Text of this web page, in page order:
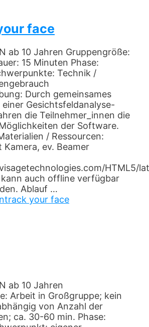
face
ab 10 Jahren Gruppengröße:
15 Minuten Phase:
Technik /
Durch gemeinsames
Gesichtsfeldanalyse-
die Teilnehmer_innen die
der Software.
/ Ressourcen:
ev. Beamer
HTML5/
auch offline verfügbar
Ablauf …
your face
ab 10 Jahren
Arbeit in Großgruppe; kein
von Anzahl der
ca. 30-60 min. Phase: